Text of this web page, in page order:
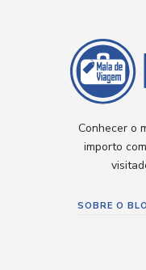
Conhecer o
importo
SOBRE O